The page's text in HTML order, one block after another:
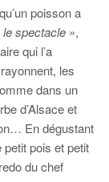
poisson a
spectacle »,
qui l’a
les
dans un
d’Alsace et
En dégustant
pois et petit
du chef